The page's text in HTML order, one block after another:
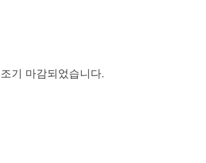
기 마감되었습니다.